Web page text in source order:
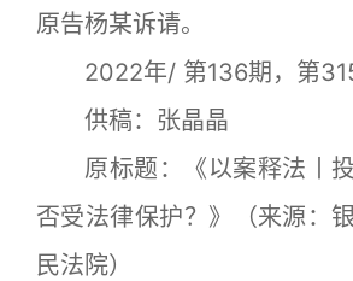
原告杨某诉请。
2022年/ 第136期，第
供稿：张晶晶
原标题：《以案释法丨投
否受法律保护？》（来源：
民法院）